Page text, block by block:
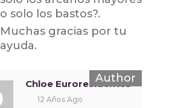
o solo los bastos?.
Muchas gracias por tu
ayuda.
Chloe Euroresidentes
12 Años Ago